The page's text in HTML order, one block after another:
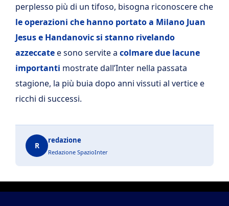
perplesso più di un tifoso, bisogna riconoscere che
le operazioni che hanno portato a Milano Juan
Jesus e Handanovic si stanno rivelando
azzeccatee sono servite a colmare due lacune
importanti mostrate dall’Inter nella passata
stagione, la più buia dopo anni vissuti al vertice e
ricchi di successi.
R
redazione
Redazione SpazioInter